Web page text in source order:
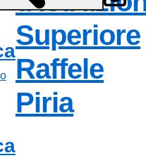
Superiore
Raffele
Piria—